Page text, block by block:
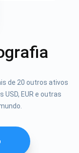
de 20 outros ativos
EUR e outras